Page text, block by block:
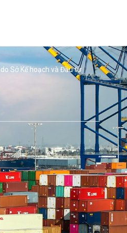
do Sở Kế hoạch và Đầu tư